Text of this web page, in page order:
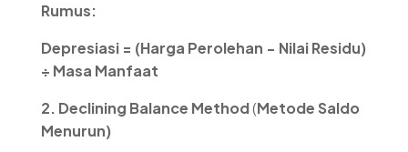
Rumus:
Depresiasi = (Harga Perolehan − Nilai Residu)
÷ Masa Manfaat
2. Declining Balance Method(Metode Saldo
Menurun)